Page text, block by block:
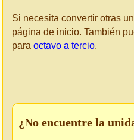
Si necesita convertir otras
página de inicio. También
para octavo a tercio.
¿No encuentre la